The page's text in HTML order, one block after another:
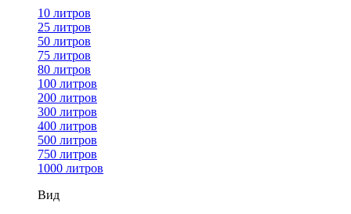
10 литров
25 литров
50 литров
75 литров
80 литров
100 литров
200 литров
300 литров
400 литров
500 литров
750 литров
1000 литров
Вид